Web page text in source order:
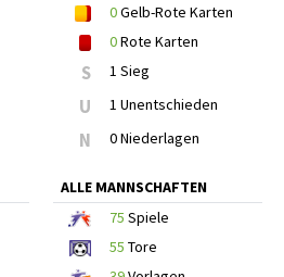
0Gelb-Rote Karten
0Rote Karten
S 1 Sieg
U 1 Unentschieden
N 0 Niederlagen
ALLE MANNSCHAFTEN
75 Spiele
55 Tore